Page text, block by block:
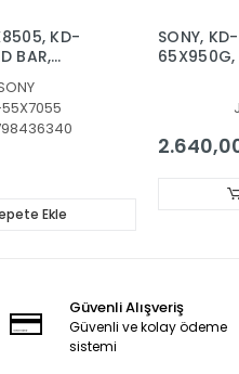
KD-
BAR,
Ekle
SONY,
Güvenli Alışveriş
Güvenli ve kolay ödeme
sistemi